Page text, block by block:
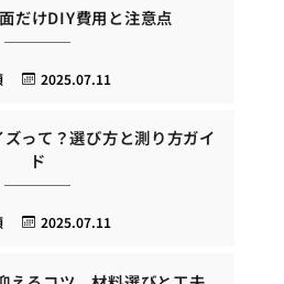
だけDIY費用と注意点
2025.07.11
って？選び方と測り方ガイ
ド
2025.07.11